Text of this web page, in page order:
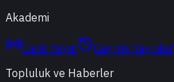
Akademi
Canlı Yayın Geçmiş Yayınlar
Topluluk ve Haberler